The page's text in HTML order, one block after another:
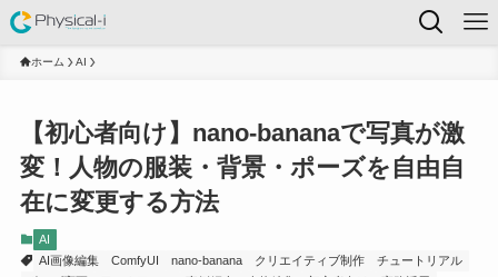
ホーム AI
【初心者向け】nano-bananaで写真が激
変！人物の服装・背景・ポーズを自由自
在に変更する方法
AI
AI画像編集
ComfyUI nano-banana クリエイティブ制作
チュートリアル